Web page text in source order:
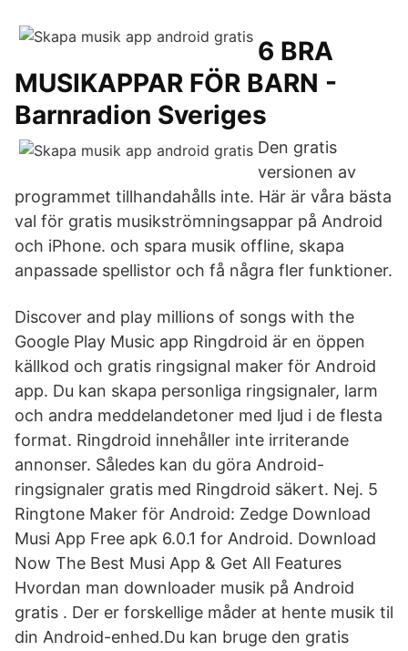
6 BRA
MUSIKAPPAR FÖR BARN -
Barnradion Sveriges
Den gratis
versionen av
programmet tillhandahålls inte. Här är våra bästa
val för gratis musikströmningsappar på Android
och iPhone. och spara musik offline, skapa
anpassade spellistor och få några fler funktioner.
Discover and play millions of songs with the
Google Play Music app Ringdroid är en öppen
källkod och gratis ringsignal maker för Android
app. Du kan skapa personliga ringsignaler, larm
och andra meddelandetoner med ljud i de flesta
format. Ringdroid innehåller inte irriterande
annonser. Således kan du göra Android-
ringsignaler gratis med Ringdroid säkert. Nej. 5
Ringtone Maker för Android: Zedge Download
Musi App Free apk 6.0.1 for Android. Download
Now The Best Musi App & Get All Features
Hvordan man downloader musik på Android
gratis . Der er forskellige måder at hente musik til
din Android-enhed.Du kan bruge den gratis